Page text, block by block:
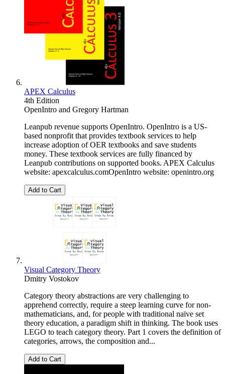
APEX Calculus
4th Edition
OpenIntro and Gregory Hartman
Leanpub revenue supports OpenIntro. OpenIntro is a US-
based nonprofit that provides textbook services to help
increase adoption of OER textbooks and save students
money. These textbook services are fully financed by
Leanpub contributions on supported books. APEX Calculus
website: apexcalculus.comOpenIntro website: openintro.org
Add to Cart
Visual Category Theory
Dmitry Vostokov
Category theory abstractions are very challenging to
apprehend correctly, require a steep learning curve for non-
mathematicians, and, for people with traditional naïve set
theory education, a paradigm shift in thinking. The book uses
LEGO to teach category theory. Part 1 covers the definition of
categories, arrows, the composition and...
Add to Cart